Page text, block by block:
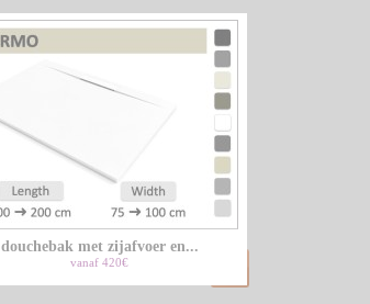
PL
douchebak met zijafvoer en...
vanaf 420€